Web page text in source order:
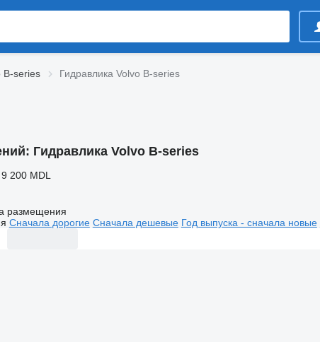
B-series Гидравлика Volvo B-series
Гидравлика Volvo B-series
200 MDL
размещения
Сначала дорогие Сначала дешевые Год выпуска - сначала новые